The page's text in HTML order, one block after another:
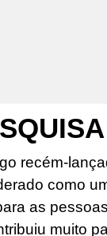
recém-
como
as
muito